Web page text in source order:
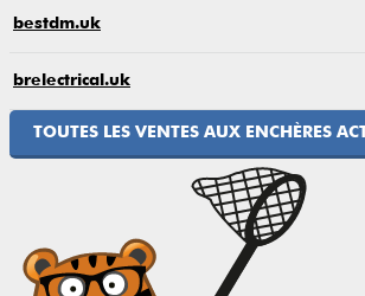
bestdm.uk
brelectrical.uk
TOUTES LES VENTES AUX ENCHÈRES